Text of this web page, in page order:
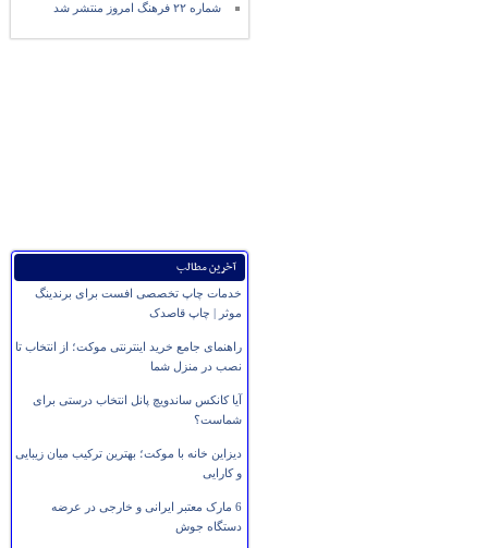
شماره ۲۲ فرهنگ امروز منتشر شد
آخرین مطالب
خدمات چاپ تخصصی افست برای برندینگ
موثر | چاپ قاصدک
راهنمای جامع خرید اینترنتی موکت؛ از انتخاب تا
نصب در منزل شما
آیا کانکس ساندویچ پانل انتخاب درستی برای
شماست؟
دیزاین خانه با موکت؛ بهترین ترکیب میان زیبایی
و کارایی
6 مارک معتبر ایرانی و خارجی در عرضه
دستگاه جوش